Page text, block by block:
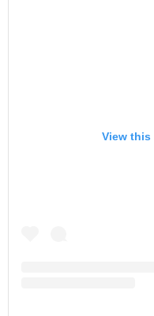
View this